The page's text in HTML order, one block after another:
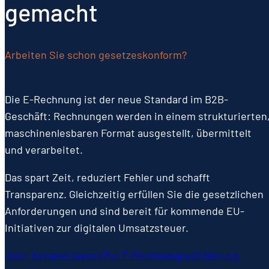
gemacht
Arbeiten Sie schon gesetzeskonform?
Die E-Rechnung ist der neue Standard im B2B-
Geschäft: Rechnungen werden in einem
maschinenlesbaren Format ausgestellt, übermittelt
und verarbeitet.
Das spart Zeit, reduziert Fehler und schafft
Transparenz. Gleichzeitig erfüllen Sie die gesetzlichen
Anforderungen und sind bereit für kommende EU-
Initiativen zur digitalen Umsatzsteuer.
Jetzt beraten lassenZur E-Rechnungsvalidierung